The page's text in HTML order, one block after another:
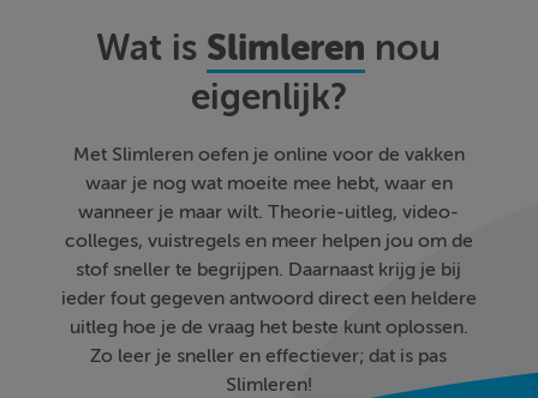
Wat is Slimleren nou
eigenlijk?
Met Slimleren oefen je online voor de vakken
waar je nog wat moeite mee hebt, waar en
wanneer je maar wilt. Theorie-uitleg, video-
colleges, vuistregels en meer helpen jou om de
stof sneller te begrijpen. Daarnaast krijg je bij
ieder fout gegeven antwoord direct een heldere
uitleg hoe je de vraag het beste kunt oplossen.
Zo leer je sneller en effectiever; dat is pas
Slimleren!